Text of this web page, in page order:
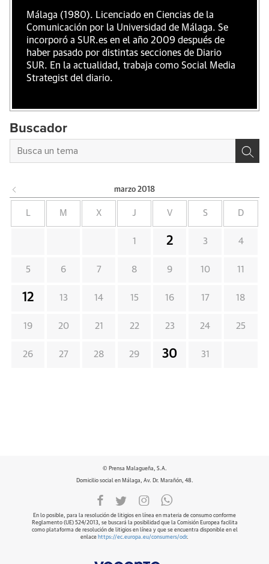
Málaga (1980). Licenciado en Ciencias de la
Comunicación por la Universidad de Málaga. Se
incorporó a SUR.es en el año 2009 después de
haber pasado por distintas secciones de Diario
SUR. En la actualidad, trabaja como Social Media
Strategist del diario.
Buscador
marzo 2018
M X J V S D
1 2 3 4
5 6 7 8 9 10 11
12 13 14 15 16 17 18
19 20 21 22 23 24 25
26 27 28 29 30 31
© Prensa Malagueña, S.A.
Domicilio social en Málaga, Av. Dr. Marañón, 48.
En lo posible, para la resolución de litigios en línea en materia de consumo conforme
Reglamento (UE) 524/2013, se buscará la posibilidad que la Comisión Europea facilita
como plataforma de resolución de litigios en línea y que se encuentra disponible en el
enlace https://ec.europa.eu/consumers/odr.